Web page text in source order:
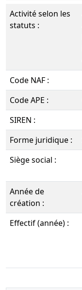
Activité selon les
statuts :
Code NAF :
Code APE :
SIREN :
Forme juridique :
Siège social :
Année de
création :
Effectif (année) :